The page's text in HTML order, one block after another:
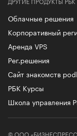
Облачные решения
Корпоративный
Аренда VPS
Рег.решения
Сайт знакомств
РБК Курсы
Школа управления
© ООО